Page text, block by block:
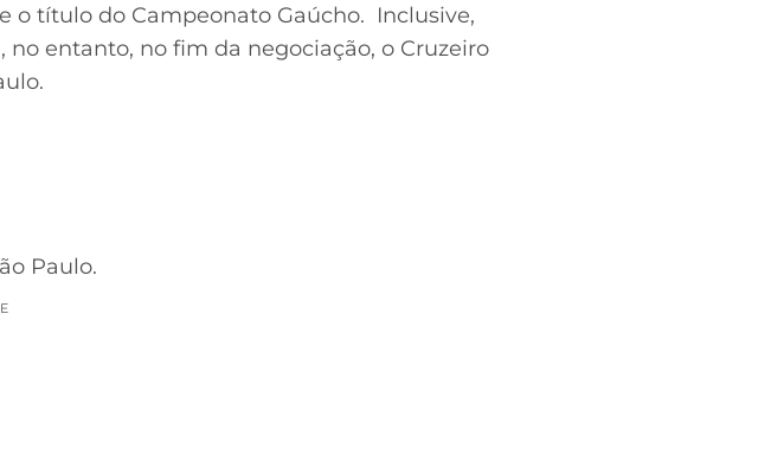
o título do Campeonato Gaúcho. Inclusive,
entanto, no fim da negociação, o Cruzeiro
Paulo.